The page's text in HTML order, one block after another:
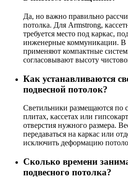
Да, но важно правильно
потолка. Для Armstrong,
требуется место под каркас,
инженерные коммуникации. В
применяют компактные
согласовывают высоту
Как устанавливаются
подвесной потолок?
Светильники размещаются по
плитах, кассетах или
отверстия нужного размера.
передаваться на каркас или
исключить деформацию
Сколько времени
подвесного потолка?